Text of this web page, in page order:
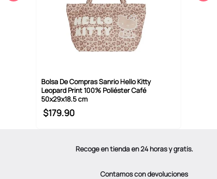
Bolsa De Compras Sanrio Hello Kitty
Leopard Print 100% Poliéster Café
50x29x18.5 cm
$179.90
Recoge en tienda en 24 horas y gratis.
Contamos con devoluciones